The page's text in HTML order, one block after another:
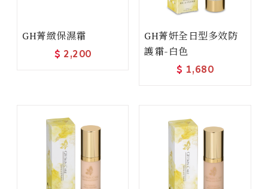
GH菁緻保濕霜
$ 2,200
GH菁妍全日型多效防
護霜-白色
$ 1,680